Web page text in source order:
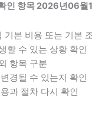
인 항목 2026년06
기본 비용 또는 기본
할 수 있는 상황 확인
항목 구분
경될 수 있는지 확인
과 절차 다시 확인